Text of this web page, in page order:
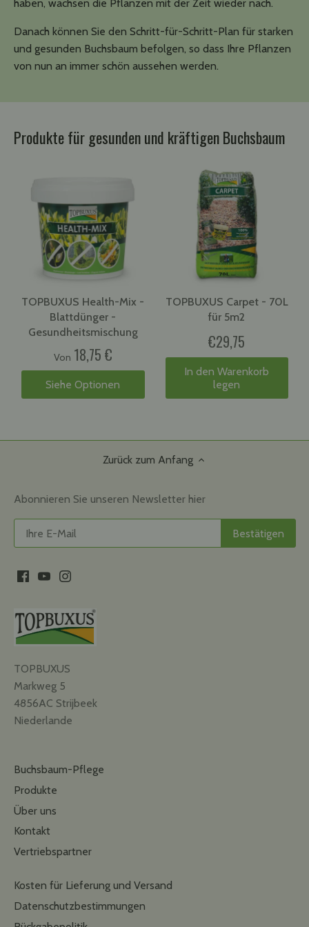
haben, wachsen die Pflanzen mit der Zeit wieder nach.
Danach können Sie den Schritt-für-Schritt-Plan für starken
und gesunden Buchsbaum befolgen, so dass Ihre Pflanzen
von nun an immer schön aussehen werden.
Produkte für gesunden und kräftigen Buchsbaum
TOPBUXUS Health-Mix -
Blattdünger -
Gesundheitsmischung
Von 18,75 €
Siehe Optionen
TOPBUXUS Carpet - 70L
für 5m2
€29,75
In den Warenkorb
legen
Zurück zum Anfang
Abonnieren Sie unseren Newsletter hier
TOPBUXUS
Markweg 5
4856AC Strijbeek
Niederlande
Buchsbaum-Pflege
Produkte
Über uns
Kontakt
Vertriebspartner
Kosten für Lieferung und Versand
Datenschutzbestimmungen